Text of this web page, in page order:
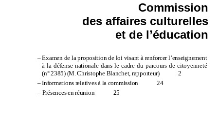
Commission
des affaires culturelles
et de l’éducation
–Examen de la proposition de loi visant à renforcer l’enseignement
à la défense nationale dans le cadre du parcours de citoyenneté
(n°2385) (M.Christophe Blanchet, rapporteur)
2
–Informations relatives à la commission
24
– Présences en réunion 25